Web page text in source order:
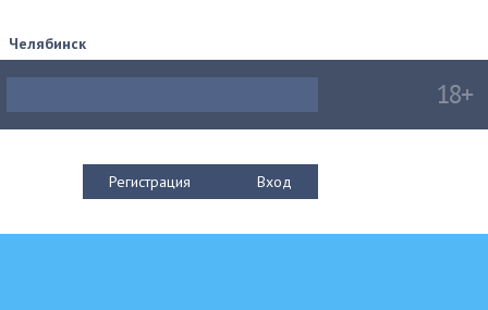
Челябинск
Регистрация Вход